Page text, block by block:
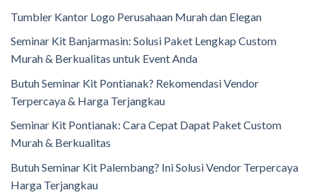
Tumbler Kantor Logo Perusahaan Murah dan Elegan
Seminar Kit Banjarmasin: Solusi Paket Lengkap Custom
Murah & Berkualitas untuk Event Anda
Butuh Seminar Kit Pontianak? Rekomendasi Vendor
Terpercaya & Harga Terjangkau
Seminar Kit Pontianak: Cara Cepat Dapat Paket Custom
Murah & Berkualitas
Butuh Seminar Kit Palembang? Ini Solusi Vendor Terpercaya
Harga Terjangkau